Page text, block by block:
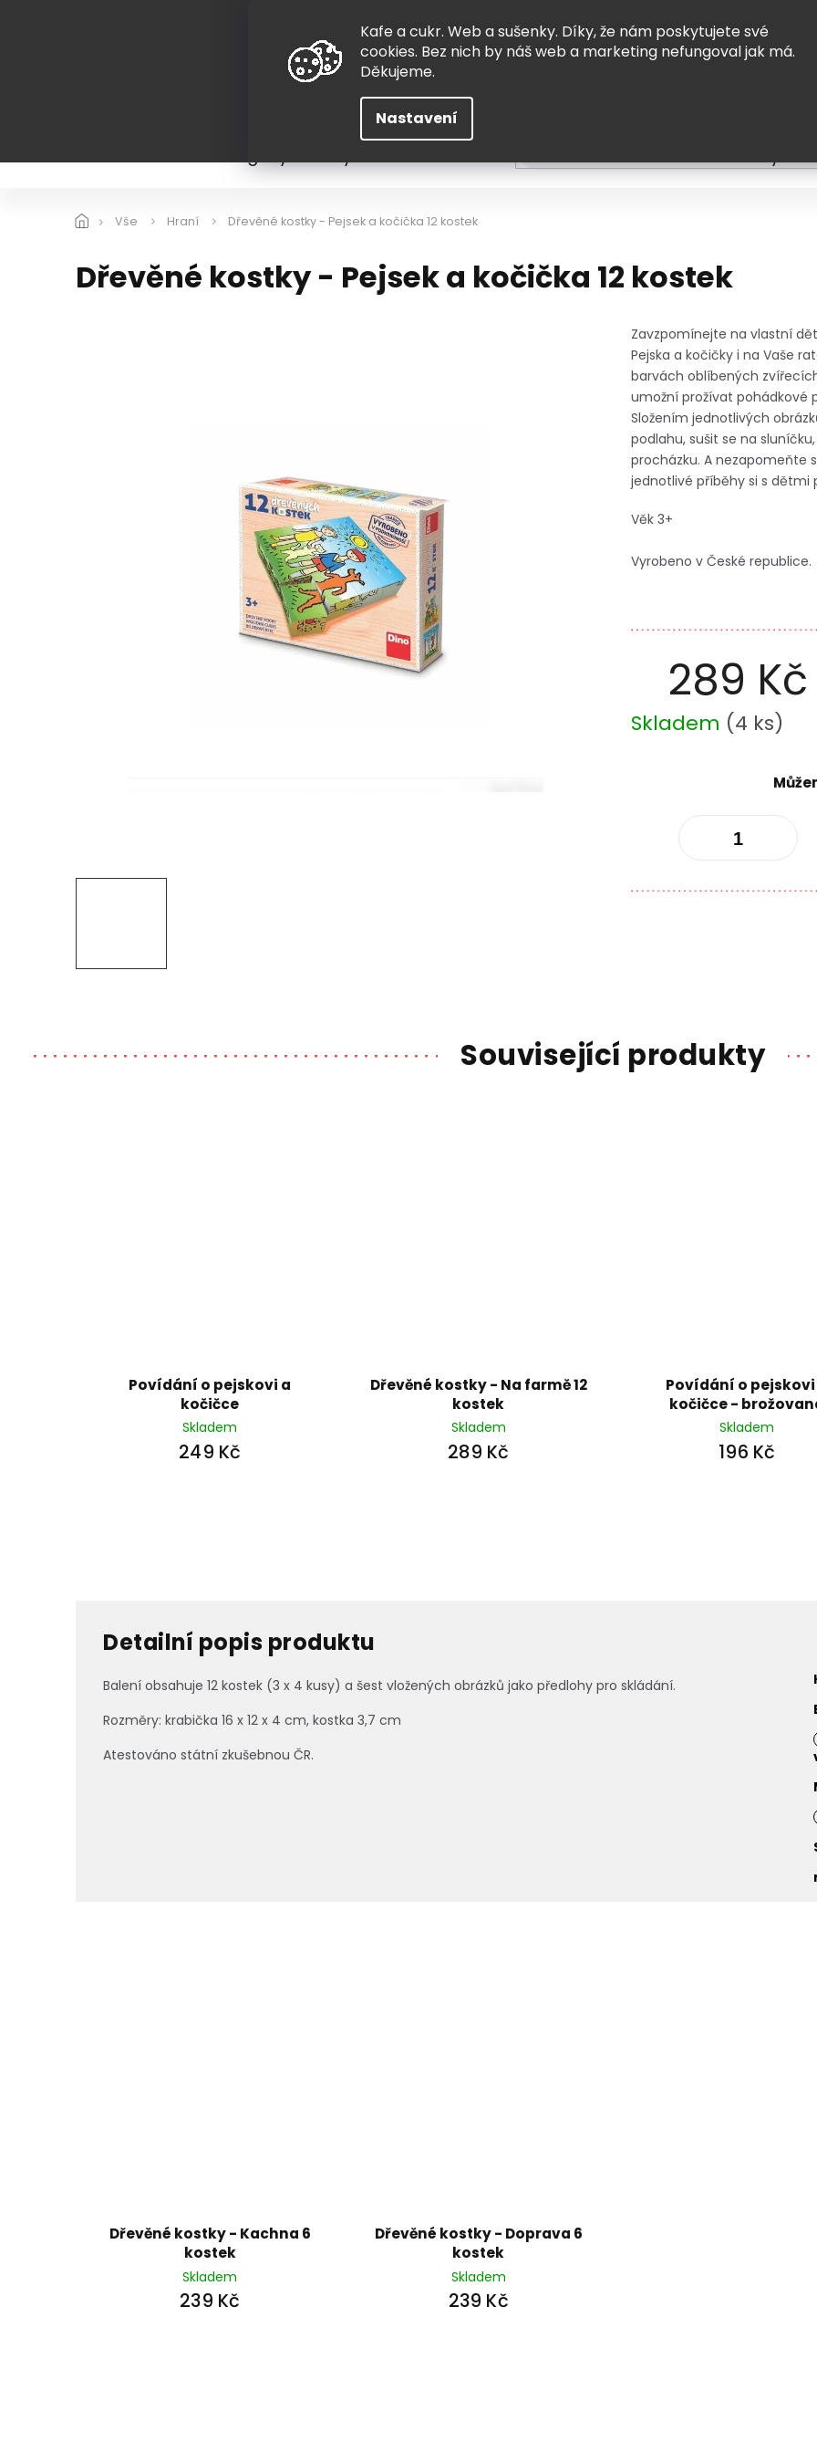
Kafe a cukr. Web a sušenky. Díky, že nám poskytujete své
cookies. Bez nich by náš web a marketing nefungoval jak má.
Děkujeme.
Nastavení
Vše Hraní Dřevěné kostky - Pejsek a kočička 12 kostek
Dřevěné kostky - Pejsek a kočička 12 kostek
289 Kč
Měrná
cena:
Skladem (4 ks)
Zavzpomínejte na vlastní
Pejska a kočičky i na Vaše
barvách oblíbených
umožní prožívat pohádkové
Složením jednotlivých
podlahu, sušit se na
procházku. A nezapomeňte
jednotlivé příběhy si s dětmi
Věk 3+
Vyrobeno v České republice.
Související produkty
Povídání o pejskovi a
kočičce
Skladem
249 Kč
Dřevěné kostky - Na farmě 12
kostek
Skladem
289 Kč
Povídání o pejskovi
kočičce -
Skladem
196 Kč
Detailní popis produktu
Balení obsahuje 12 kostek (3 x 4 kusy) a šest vložených obrázků jako předlohy pro skládání.
Rozměry: krabička 16 x 12 x 4 cm, kostka 3,7 cm
Atestováno státní zkušebnou ČR.
Dřevěné kostky - Kachna 6
kostek
Skladem
239 Kč
Dřevěné kostky - Doprava 6
kostek
Skladem
239 Kč